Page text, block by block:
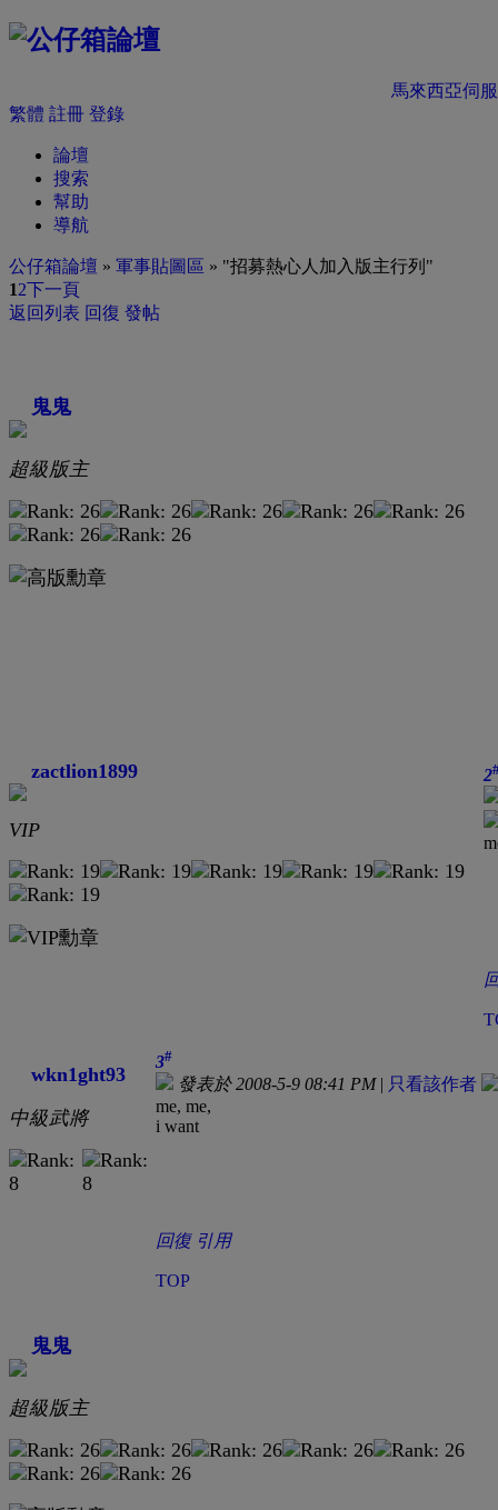
馬來西亞伺
繁體 註冊 登錄
論壇
搜索
幫助
導航
公仔箱論壇 » 軍事貼圖區 » "招募熱心人加入版主行列"
12下一頁
返回列表 回復 發帖
鬼鬼
超級版主
zactlion1899
VIP
2
wkn1ght93
中級武將
3#
發表於 2008-5-9 08:41 PM| 只看該作者
me, me,
i want
回復 引用
TOP
鬼鬼
超級版主